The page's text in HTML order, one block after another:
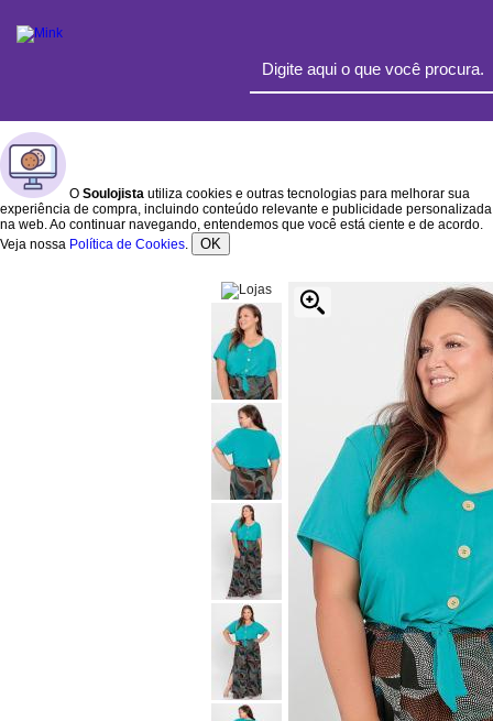
O Soulojista utiliza cookies e outras tecnologias para melhorar sua
experiência de compra, incluindo conteúdo relevante e publicidade personalizada
na web. Ao continuar navegando, entendemos que você está ciente e de acordo.
Veja nossa Política de Cookies. OK